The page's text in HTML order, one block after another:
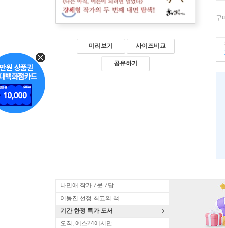
미리보기 사이즈비교
공유하기
구
나민애 작가 7문 7답
이동진 선정 최고의 책
기간 한정 특가 도서
오직, 예스24에서만